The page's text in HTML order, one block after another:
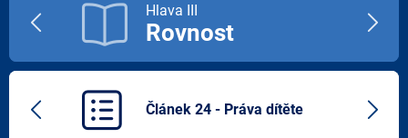
Hlava III
Rovnost
Previous
Článek 24 - Práva dítěte